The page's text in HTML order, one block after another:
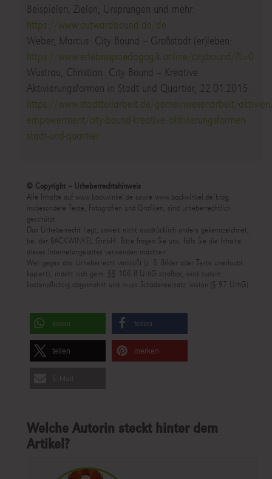
Beispielen, Zielen, Ursprüngen und mehr:
https://www.outwardbound.de/de
Weber, Marcus: City Bound – Großstadt (er)leben:
https://www.erlebnispaedagogik.online/citybound/?L=0
Wustrau, Christian: City Bound – Kreative
Aktivierungsformen in Stadt und Quartier, 22.01.2015:
https://www.stadtteilarbeit.de/gemeinwesenarbeit/
empowerment/city-bound-kreative-aktivierungsformen-
stadt-und-quartier
© Copyright – Urheberrechtshinweis
Alle Inhalte auf www.backwinkel.de sowie www.backwinkel.de/blog,
insbesondere Texte, Fotografien und Grafiken, sind urheberrechtlich
geschützt.
Das Urheberrecht liegt, soweit nicht ausdrücklich anders gekennzeichnet,
bei der BACKWINKEL GmbH. Bitte fragen Sie uns, falls Sie die Inhalte
dieses Internetangebotes verwenden möchten.
Wer gegen das Urheberrecht verstößt (z. B. Bilder oder Texte unerlaubt
kopiert), macht sich gem. §§ 106 ff UrhG strafbar, wird zudem
kostenpflichtig abgemahnt und muss Schadensersatz leisten (§ 97 UrhG).
teilen teilen
teilen merken
Welche Autorin steckt hinter dem
Artikel?